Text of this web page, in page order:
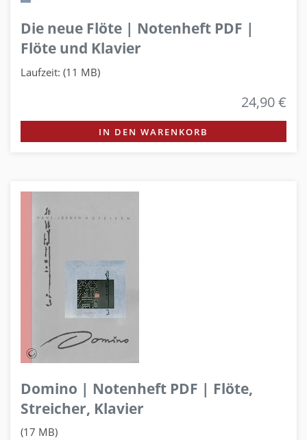
Die neue Flöte | Notenheft PDF |
Flöte und Klavier
Laufzeit: (11 MB)
24,90 €
IN DEN WARENKORB
Domino | Notenheft PDF | Flöte,
Streicher, Klavier
(17 MB)